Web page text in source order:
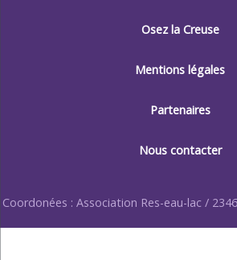
Osez la Creuse
Mentions légales
Partenaires
Nous contacter
Coordonées : Association Res-eau-lac /